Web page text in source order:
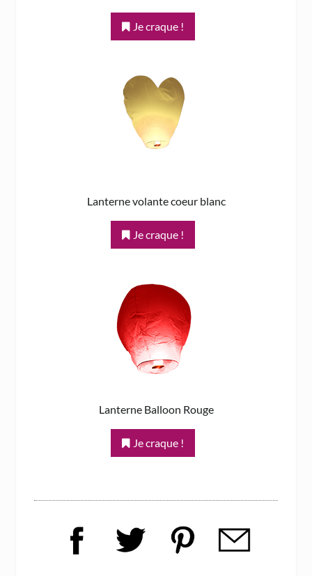
Je craque !
Lanterne volante coeur blanc
Je craque !
Lanterne Balloon Rouge
Je craque !